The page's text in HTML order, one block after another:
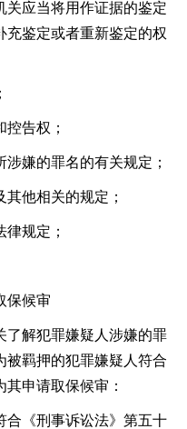
应当将用作证据的鉴定
充鉴定或者重新鉴定的权
告权；
嫌的罪名的有关规定；
他相关的规定；
规定；
候审
解犯罪嫌疑人涉嫌的罪
被羁押的犯罪嫌疑人符合
申请取保候审：
合《刑事诉讼法》第五十